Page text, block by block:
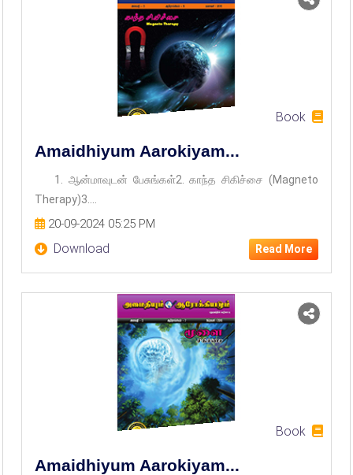
Book
Amaidhiyum Aarokiyam...
1. ஆன்மாவுடன் பேசுங்கள்2. காந்த சிகிச்சை (Magneto
Therapy)3....
20-09-2024 05:25 PM
Download Read More
Book
Amaidhiyum Aarokiyam...